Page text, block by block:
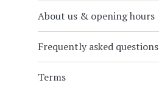
About us & opening hours
Frequently asked questions
Terms